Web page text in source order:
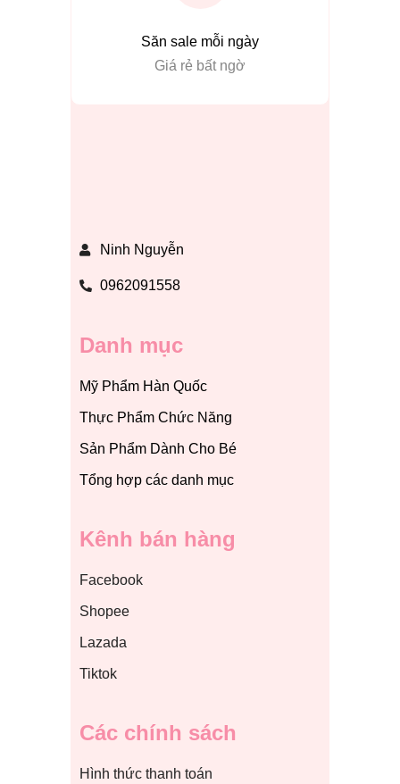
Săn sale mỗi ngày
Giá rẻ bất ngờ
Ninh Nguyễn
0962091558
Danh mục
Mỹ Phẩm Hàn Quốc
Thực Phẩm Chức Năng
Sản Phẩm Dành Cho Bé
Tổng hợp các danh mục
Kênh bán hàng
Facebook
Shopee
Lazada
Tiktok
Các chính sách
Hình thức thanh toán